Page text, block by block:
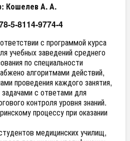
Кошелев А. А.
5-8114-9774-4
с программой курса
учебных заведений среднего
по специальности
алгоритмами действий,
проведения каждого занятия,
с ответами для
контроля уровня знаний.
процессу при оказании
медицинских училищ,